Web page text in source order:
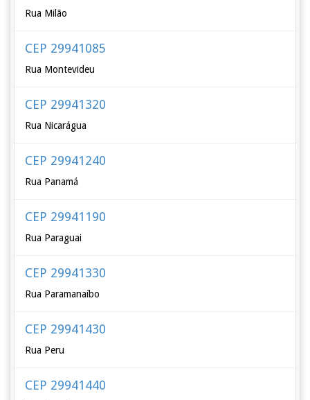
Rua Milão
CEP 29941085
Rua Montevideu
CEP 29941320
Rua Nicarágua
CEP 29941240
Rua Panamá
CEP 29941190
Rua Paraguai
CEP 29941330
Rua Paramanaíbo
CEP 29941430
Rua Peru
CEP 29941440